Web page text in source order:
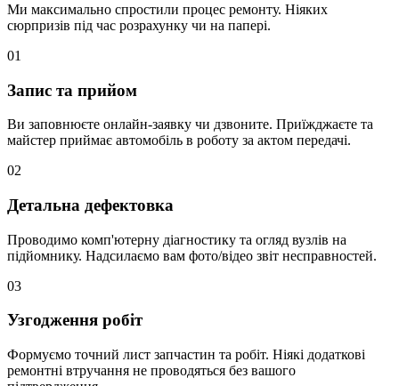
Ми максимально спростили процес ремонту. Ніяких
сюрпризів під час розрахунку чи на папері.
01
Запис та прийом
Ви заповнюєте онлайн-заявку чи дзвоните. Приїжджаєте та
майстер приймає автомобіль в роботу за актом передачі.
02
Детальна дефектовка
Проводимо комп'ютерну діагностику та огляд вузлів на
підйомнику. Надсилаємо вам фото/відео звіт несправностей.
03
Узгодження робіт
Формуємо точний лист запчастин та робіт. Ніякі додаткові
ремонтні втручання не проводяться без вашого